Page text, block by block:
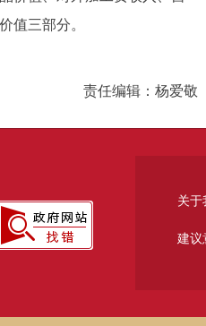
值三部分。
责任编辑：杨爱敬
关于
建议